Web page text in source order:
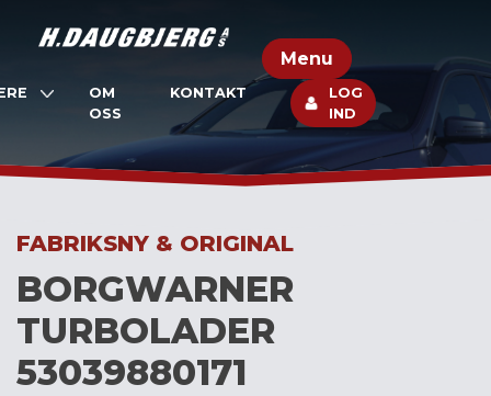
Menu
OM
OSS
KONTAKT
LOG
IND
FABRIKSNY & ORIGINAL
BORGWARNER
TURBOLADER
53039880171